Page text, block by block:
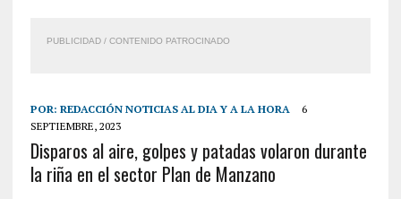
PUBLICIDAD / CONTENIDO PATROCINADO
POR: REDACCIÓN NOTICIAS AL DIA Y A LA HORA
6
SEPTIEMBRE, 2023
Disparos al aire, golpes y patadas volaron durante
la riña en el sector Plan de Manzano